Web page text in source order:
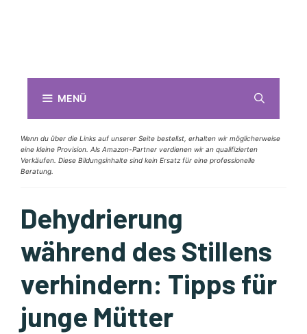
MENÜ
Wenn du über die Links auf unserer Seite bestellst, erhalten wir möglicherweise
eine kleine Provision. Als Amazon-Partner verdienen wir an qualifizierten
Verkäufen. Diese Bildungsinhalte sind kein Ersatz für eine professionelle
Beratung.
Dehydrierung
während des Stillens
verhindern: Tipps für
junge Mütter